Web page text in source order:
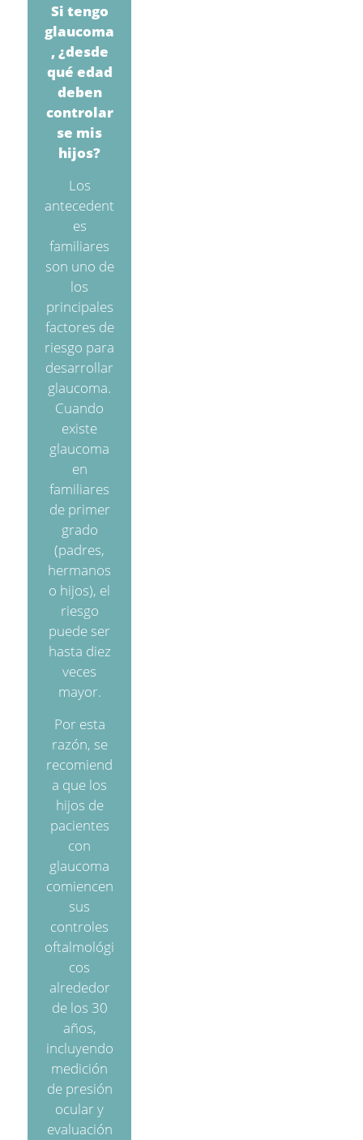
Si tengo
glaucoma
, ¿desde
qué edad
deben
controlar
se mis
hijos?
Los
antecedent
es
familiares
son uno de
los
principales
factores de
riesgo para
desarrollar
glaucoma.
Cuando
existe
glaucoma
en
familiares
de primer
grado
(padres,
hermanos
o hijos), el
riesgo
puede ser
hasta diez
veces
mayor.
Por esta
razón, se
recomiend
a que los
hijos de
pacientes
con
glaucoma
comiencen
sus
controles
oftalmológi
cos
alrededor
de los 30
años,
incluyendo
medición
de presión
ocular y
evaluación